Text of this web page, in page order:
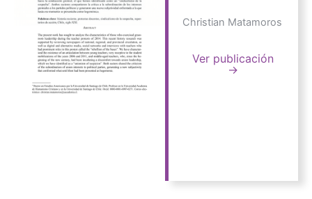
Christian Matamoros
Ver publicación
→